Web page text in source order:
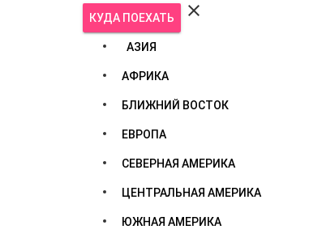
КУДА ПОЕХАТЬ 
АЗИЯ
АФРИКА
БЛИЖНИЙ ВОСТОК
ЕВРОПА
СЕВЕРНАЯ АМЕРИКА
ЦЕНТРАЛЬНАЯ АМЕРИКА
ЮЖНАЯ АМЕРИКА